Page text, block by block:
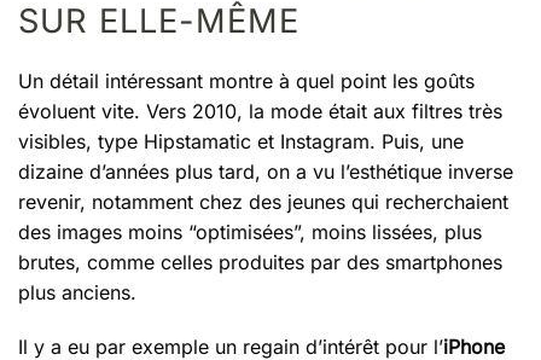
SUR ELLE-MÊME
Un détail intéressant montre à quel point les goûts
évoluent vite. Vers 2010, la mode était aux filtres très
visibles, type Hipstamatic et Instagram. Puis, une
dizaine d’années plus tard, on a vu l’esthétique inverse
revenir, notamment chez des jeunes qui recherchaient
des images moins “optimisées”, moins lissées, plus
brutes, comme celles produites par des smartphones
plus anciens.
Il y a eu par exemple un regain d’intérêt pour l’iPhone